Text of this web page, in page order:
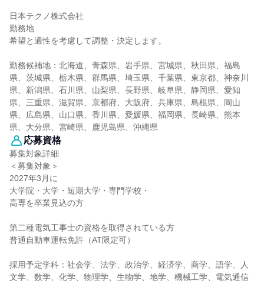
日本テクノ株式会社
勤務地
希望と適性を考慮して調整・決定します。
勤務候補地：北海道、青森県、岩手県、宮城県、秋田県、福島
県、茨城県、栃木県、群馬県、埼玉県、千葉県、東京都、神奈川
県、新潟県、石川県、山梨県、長野県、岐阜県、静岡県、愛知
県、三重県、滋賀県、京都府、大阪府、兵庫県、島根県、岡山
県、広島県、山口県、香川県、愛媛県、福岡県、長崎県、熊本
県、大分県、宮崎県、鹿児島県、沖縄県
応募資格
募集対象詳細
＜募集対象＞
2027年3月に
大学院・大学・短期大学・専門学校・
高専を卒業見込の方
第二種電気工事士の資格を取得されている方
普通自動車運転免許（AT限定可）
採用予定学科：社会学、法学、政治学、経済学、商学、語学、人
文学、数学、化学、物理学、生物学、地学、機械工学、電気通信